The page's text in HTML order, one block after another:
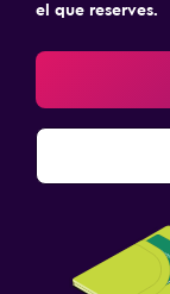
el que reserves.